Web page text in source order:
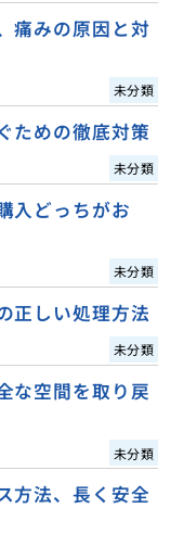
痛みの原因と対
未分類
ための徹底対策
未分類
入どっちがお
未分類
正しい処理方法
未分類
な空間を取り戻
未分類
方法、長く安全